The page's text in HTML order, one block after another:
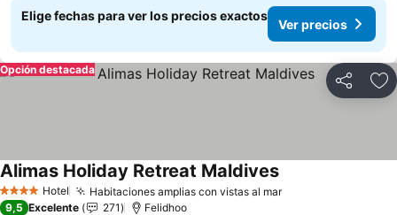
Elige fechas para ver los precios exactos
Ver precios
Compartir
Opción destacada
4 EstrellasHotel Habitaciones amplias con vistas al mar
Alimas Holiday Retreat Maldives
9,5 Excelente 271 Felidhoo